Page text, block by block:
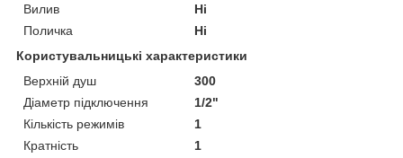
Вилив
Ні
Поличка
Ні
Користувальницькі характеристики
Верхній душ
300
Діаметр підключення
1/2"
Кількість режимів
1
Кратність
1